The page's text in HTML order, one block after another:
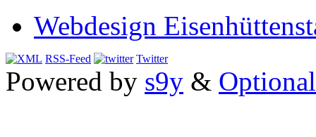
Webdesign
RSS-Feed Twitter
Powered by s9y &